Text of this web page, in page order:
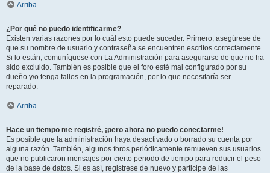
Arriba
¿Por qué no puedo identificarme?
Existen varias razones por lo cuál esto puede suceder. Primero, asegúrese de
que su nombre de usuario y contraseña se encuentren escritos correctamente.
Si lo están, comuníquese con La Administración para asegurarse de que no ha
sido excluido. También es posible que el foro esté mal configurado por su
dueño y/o tenga fallos en la programación, por lo que necesitaría ser
reparado.
Arriba
Hace un tiempo me registré, ¡pero ahora no puedo conectarme!
Es posible que la administración haya desactivado o borrado su cuenta por
alguna razón. También, algunos foros periódicamente remueven sus usuarios
que no publicaron mensajes por cierto periodo de tiempo para reducir el peso
de la base de datos. Si es así, registrese de nuevo y participe de las